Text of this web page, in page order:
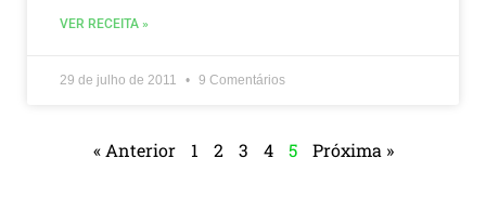
VER RECEITA »
29 de julho de 2011 9 Comentários
« Anterior 1 2 3 4 5 Próxima »